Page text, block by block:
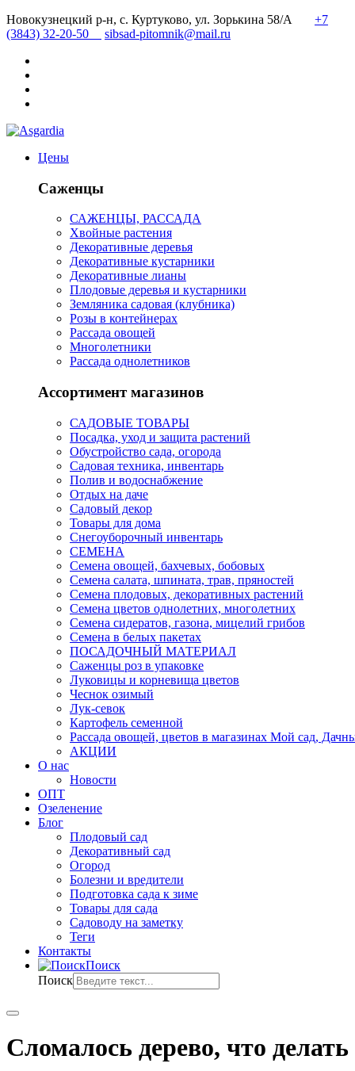
Новокузнецкий р-н, с. Куртуково, ул. Зорькина 58/А
+7
(3843) 32-20-50
sibsad-pitomnik@mail.ru
Цены
Саженцы
САЖЕНЦЫ, РАССАДА
Хвойные растения
Декоративные деревья
Декоративные кустарники
Декоративные лианы
Плодовые деревья и кустарники
Земляника садовая (клубника)
Розы в контейнерах
Рассада овощей
Многолетники
Рассада однолетников
Ассортимент магазинов
САДОВЫЕ ТОВАРЫ
Посадка, уход и защита растений
Обустройство сада, огорода
Садовая техника, инвентарь
Полив и водоснабжение
Отдых на даче
Садовый декор
Товары для дома
Снегоуборочный инвентарь
СЕМЕНА
Семена овощей, бахчевых, бобовых
Семена салата, шпината, трав, пряностей
Семена плодовых, декоративных растений
Семена цветов однолетних, многолетних
Семена сидератов, газона, мицелий грибов
Семена в белых пакетах
ПОСАДОЧНЫЙ МАТЕРИАЛ
Саженцы роз в упаковке
Луковицы и корневища цветов
Чеснок озимый
Лук-севок
Картофель семенной
Рассада овощей, цветов в магазинах Мой сад,
АКЦИИ
О нас
Новости
ОПТ
Озеленение
Блог
Плодовый сад
Декоративный сад
Огород
Болезни и вредители
Подготовка сада к зиме
Товары для сада
Садоводу на заметку
Теги
Контакты
Поиск
Поиск
Сломалось дерево, что делать